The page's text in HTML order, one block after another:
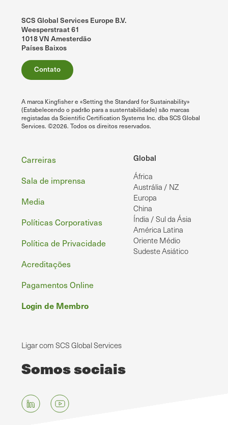
SCS Global Services Europe B.V.
Weesperstraat 61
1018 VN Amesterdão
Países Baixos
Contato
A marca Kingfisher e «Setting the Standard for Sustainability»
(Estabelecendo o padrão para a sustentabilidade) são marcas
registadas da Scientific Certification Systems Inc. dba SCS Global
Services. ©2026. Todos os direitos reservados.
Global
África
Austrália / NZ
Europa
China
Índia / Sul da Ásia
América Latina
Oriente Médio
Sudeste Asiático
Rodapé
Carreiras
Sala de imprensa
Media
Políticas Corporativas
Política de Privacidade
Acreditações
Pagamentos Online
Login de Membro
Ligar com SCS Global Services
Somos sociais